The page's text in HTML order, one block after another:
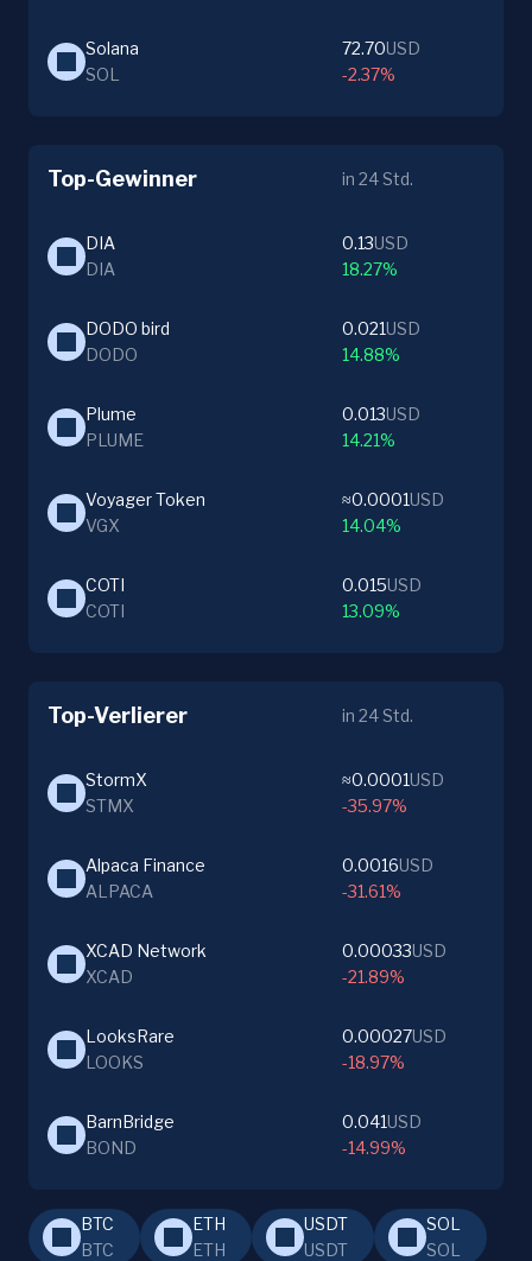
Solana
SOL
72.70USD
-2.37%
Top-Gewinner in 24 Std.
DIA
DIA
0.13USD
18.27%
DODO bird
DODO
0.021USD
14.88%
Plume
PLUME
0.013USD
14.21%
Voyager Token
VGX
≈0.0001USD
14.04%
COTI
COTI
0.015USD
13.09%
Top-Verlierer in 24 Std.
StormX
STMX
≈0.0001USD
-35.97%
Alpaca Finance
ALPACA
0.0016USD
-31.61%
XCAD Network
XCAD
0.00033USD
-21.89%
LooksRare
LOOKS
0.00027USD
-18.97%
BarnBridge
BOND
0.041USD
-14.99%
BTC
BTC
ETH
ETH
USDT
USDT
SOL
SOL